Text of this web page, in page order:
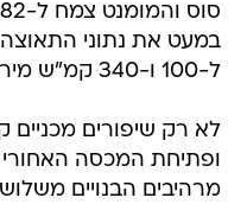
ל-100 ו-340 קמ"ש מירביים.
לא רק שיפורים מכניים
ופתיחת המכסה האחורי
מרהיבים הבנויים